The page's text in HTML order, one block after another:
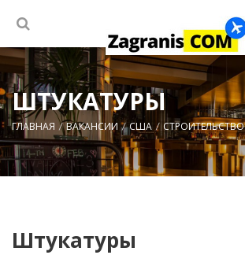
ШТУКАТУРЫ
ГЛАВНАЯ ВАКАНСИИ США СТРОИТЕЛЬСТВО
Штукатуры